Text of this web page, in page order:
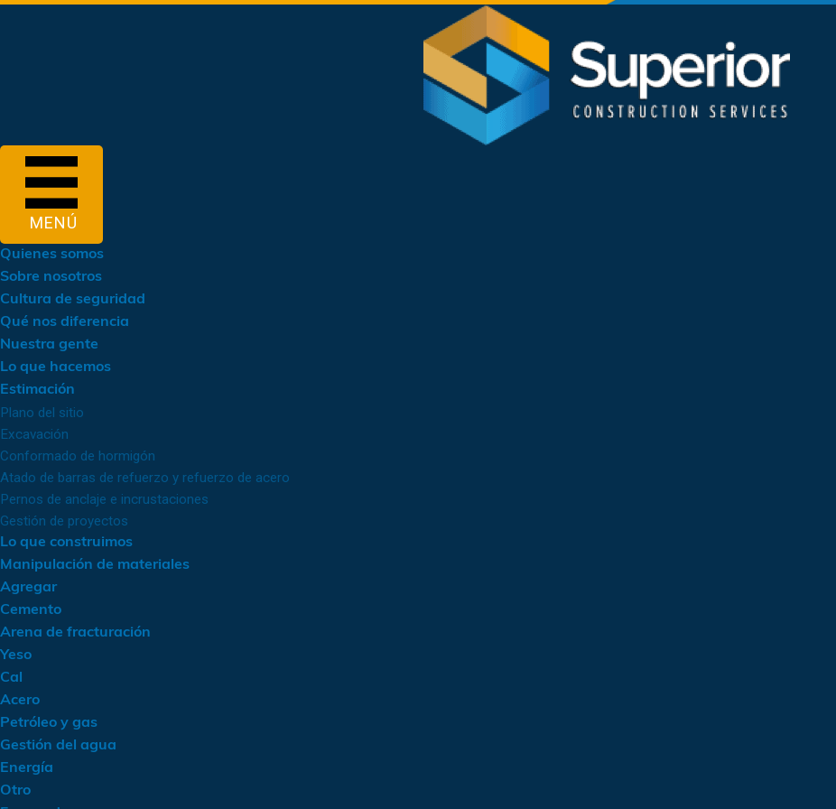
MENÚ
Quienes somos
Sobre nosotros
Cultura de seguridad
Qué nos diferencia
Nuestra gente
Lo que hacemos
Estimación
Plano del sitio
Excavación
Conformado de hormigón
Atado de barras de refuerzo y refuerzo de acero
Pernos de anclaje e incrustaciones
Gestión de proyectos
Lo que construimos
Manipulación de materiales
Agregar
Cemento
Arena de fracturación
Yeso
Cal
Acero
Petróleo y gas
Gestión del agua
Energía
Otro